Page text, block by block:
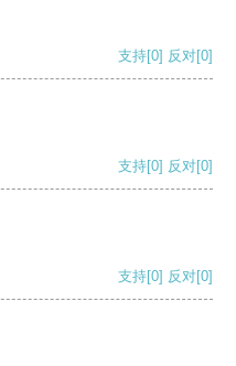
支持[0] 反对[0]
支持[0] 反对[0]
支持[0] 反对[0]